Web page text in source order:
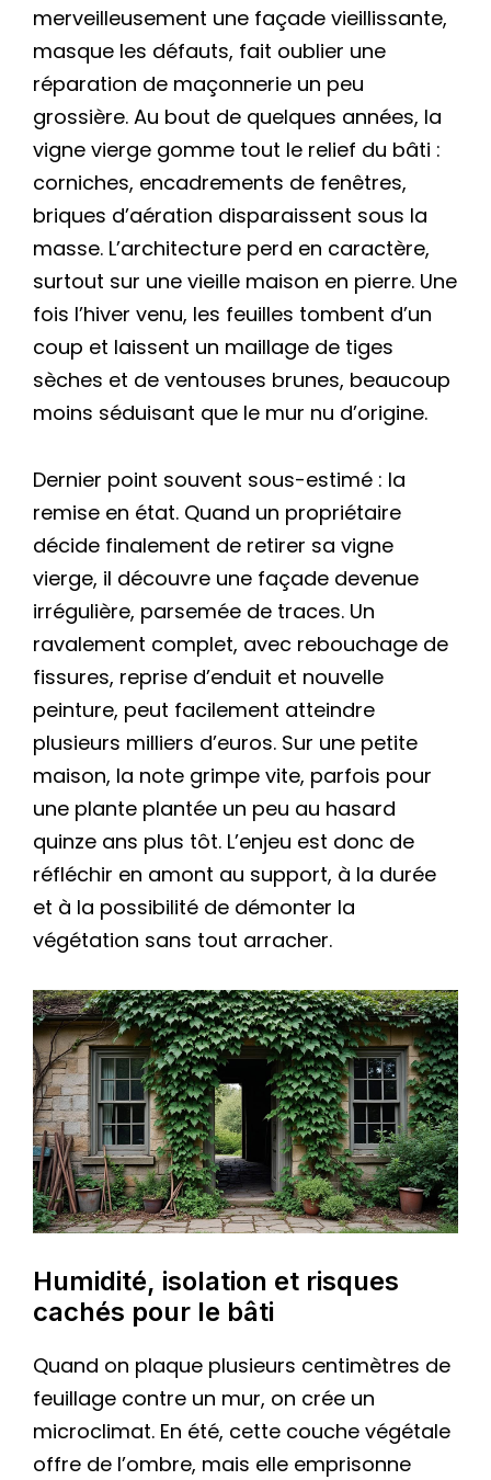
merveilleusement une façade vieillissante,
masque les défauts, fait oublier une
réparation de maçonnerie un peu
grossière. Au bout de quelques années, la
vigne vierge gomme tout le relief du bâti :
corniches, encadrements de fenêtres,
briques d’aération disparaissent sous la
masse. L’architecture perd en caractère,
surtout sur une vieille maison en pierre. Une
fois l’hiver venu, les feuilles tombent d’un
coup et laissent un maillage de tiges
sèches et de ventouses brunes, beaucoup
moins séduisant que le mur nu d’origine.
Dernier point souvent sous-estimé : la
remise en état. Quand un propriétaire
décide finalement de retirer sa vigne
vierge, il découvre une façade devenue
irrégulière, parsemée de traces. Un
ravalement complet, avec rebouchage de
fissures, reprise d’enduit et nouvelle
peinture, peut facilement atteindre
plusieurs milliers d’euros. Sur une petite
maison, la note grimpe vite, parfois pour
une plante plantée un peu au hasard
quinze ans plus tôt. L’enjeu est donc de
réfléchir en amont au support, à la durée
et à la possibilité de démonter la
végétation sans tout arracher.
Humidité, isolation et risques
cachés pour le bâti
Quand on plaque plusieurs centimètres de
feuillage contre un mur, on crée un
microclimat. En été, cette couche végétale
offre de l’ombre, mais elle emprisonne